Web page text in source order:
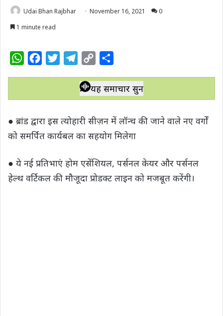
Udai Bhan Rajbhar November 16, 2021
0
1 minute read
W
t
A
p
e
o
o
t
e
r
l
e
g
r
a
p
y
i
n
a
r
e
यह समाचार सुनें
● ब्रांड द्वारा इस त्योहारी सीज़न में लॉन्च की जाने वाले नए वर्गों
को समर्पित कार्यबल का सहयोग मिलेगा
● ये नई प्रतिभाएं होम एसेंशियल, पर्सनल केयर और पर्सनल
हेल्थ वर्टिकल की मौजूदा प्रोडक्ट लाइन को मजबूत करेंगी।